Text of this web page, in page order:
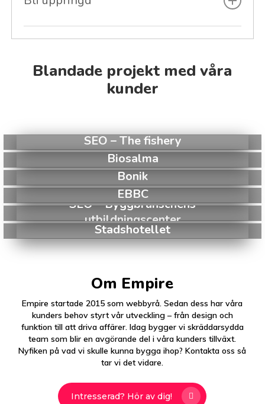
Telefon
Blandade projekt med våra
kunder
SEO – The fishery
SEO
–
The
fishery
Biosalma
Biosalma
Bonik
Bonik
EBBC
EBBC
SEO – Byggbranschens
utbildningscenter
SEO
–
Byggbranschens
Stadshotellet
Stadshotellet
Om Empire
Empire startade 2015 som webbyrå. Sedan dess har våra
kunders behov styrt vår utveckling – från design och
funktion till att driva affärer. Idag bygger vi skräddarsydda
team som blir en avgörande del i våra kunders tillväxt.
Nyfiken på vad vi skulle kunna bygga ihop? Kontakta oss så
tar vi det vidare.
Intresserad? Hör av dig!